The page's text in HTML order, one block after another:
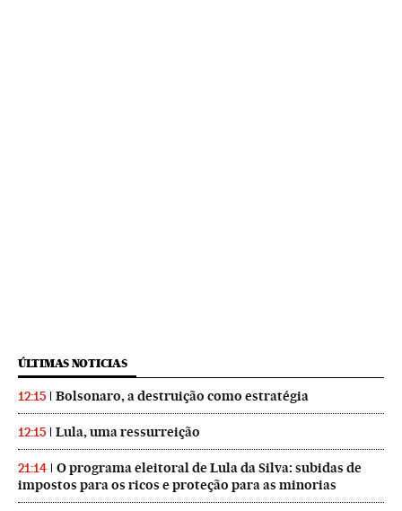
ÚLTIMAS NOTICIAS
12:15 Bolsonaro, a destruição como estratégia
12:15 Lula, uma ressurreição
21:14
O programa eleitoral de Lula da Silva: subidas de
impostos para os ricos e proteção para as minorias